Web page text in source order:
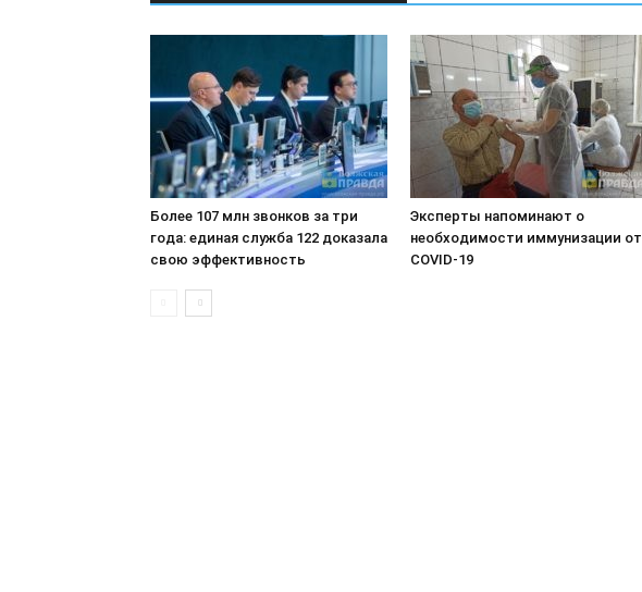
Более 107 млн звонков за три
года: единая служба 122 доказала
свою эффективность
Эксперты напоминают о
необходимости иммунизации от
COVID-19